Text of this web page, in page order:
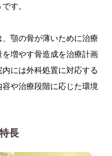
す。
顎の骨が薄いために治療
増やす骨造成を治療計画
には外科処置に対応する
や治療段階に応じた環境
長